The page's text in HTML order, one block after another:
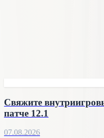
Свяжите
патче 12.1
07.08.2026